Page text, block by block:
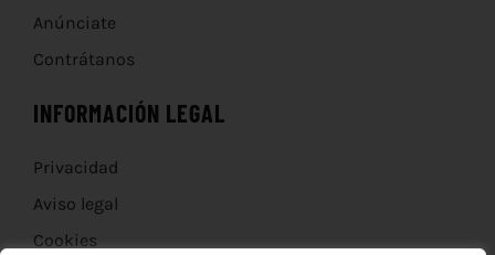
Anúnciate
Contrátanos
INFORMACIÓN LEGAL
Privacidad
Aviso legal
Cookies